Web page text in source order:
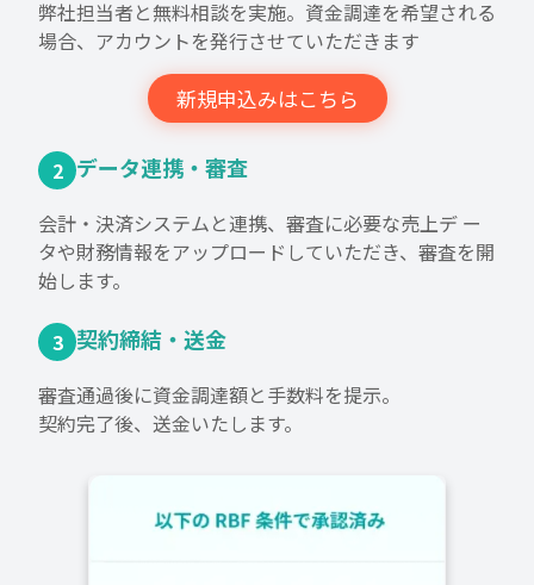
弊社担当者と無料相談を実施。資金調達を希望される
場合、アカウントを発行させていただきます
新規申込みはこちら
2 データ連携・審査
会計・決済システムと連携、審査に必要な売上デ ー
タや財務情報をアップロードしていただき、審査を開
始します。
3 契約締結・送金
審査通過後に資金調達額と手数料を提示。
契約完了後、送金いたします。